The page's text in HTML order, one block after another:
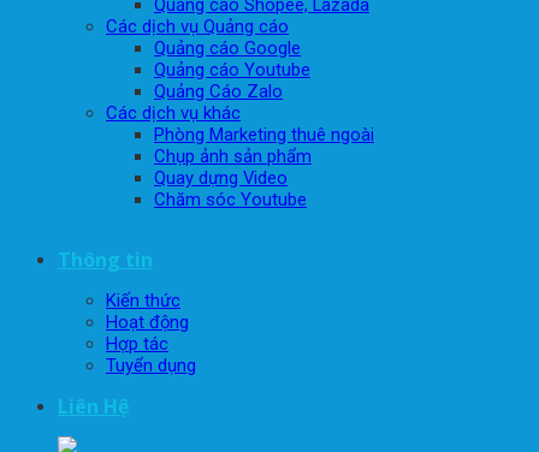
Quảng cáo Shopee, Lazada
Các dịch vụ Quảng cáo
Quảng cáo Google
Quảng cáo Youtube
Quảng Cáo Zalo
Các dịch vụ khác
Phòng Marketing thuê ngoài
Chụp ảnh sản phẩm
Quay dựng Video
Chăm sóc Youtube
Thông tin
Kiến thức
Hoạt động
Hợp tác
Tuyển dụng
Liên Hệ